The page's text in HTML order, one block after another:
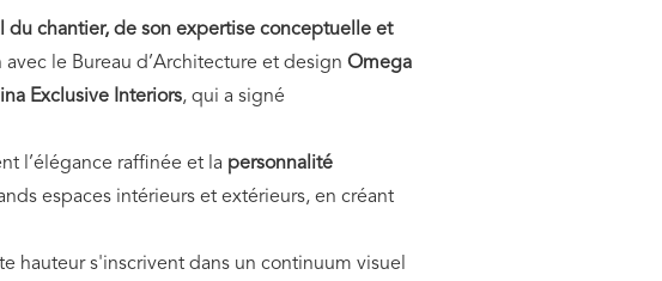
du chantier, de son expertise conceptuelle et
le Bureau d’Architecture et design Omega
Exclusive Interiors, qui a signé
l’élégance raffinée et la personnalité
espaces intérieurs et extérieurs, en créant
hauteur s'inscrivent dans un continuum visuel